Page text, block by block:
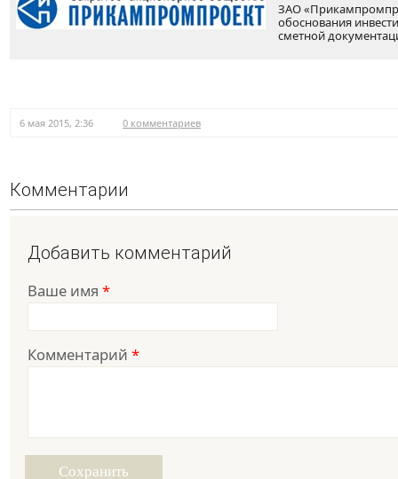
ЗАО
обоснования
сметной
6 мая 2015, 2:36 0 комментариев
Комментарии
Добавить комментарий
Ваше имя *
Комментарий *